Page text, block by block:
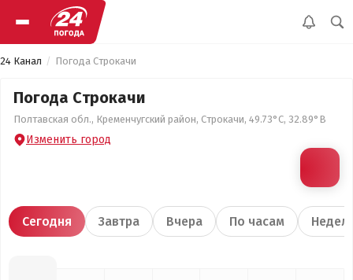
24 Канал Погода Строкачи
Погода Строкачи
Полтавская обл., Кременчугский район, Строкачи, 49.73°С, 32.89°В
Изменить город
Сегодня Завтра Вчера По часам